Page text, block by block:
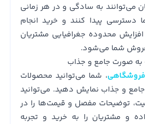
می‌توانند به سادگی و در هر زمانی
دسترسی پیدا کنند و خرید انجام
محدوده جغرافیایی مشتریان
شما می‌شود.
صورت جامع و جذاب
، شما می‌توانید محصولات
و جذاب نمایش دهید. می‌توانید
توضیحات مفصل و قیمت‌ها را در
و مشتریان را به خرید و تجربه